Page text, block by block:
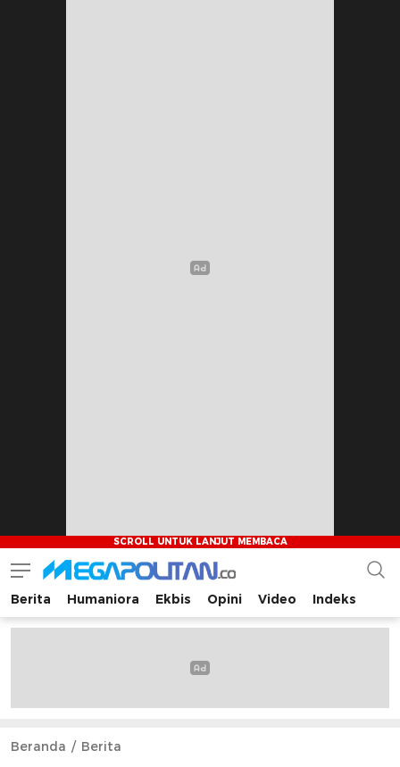
Megapolitan.co
Menyajikan berita-berita fakta bagi pembaca
Berita Humaniora Ekbis Opini Video Indeks
Beranda Berita